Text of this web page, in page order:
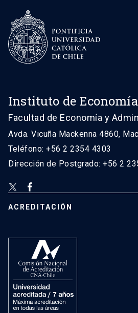
Instituto de Economía
Facultad de Economía y
Avda. Vicuña Mackenna 4860,
Teléfono: +56 2 2354 4303
Dirección de Postgrado: +56 2
ACREDITACIÓN